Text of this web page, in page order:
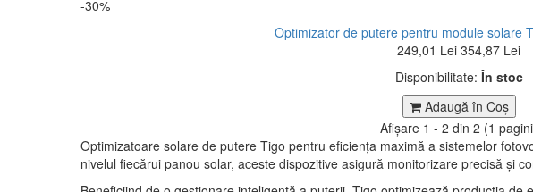
-30%
Optimizator de putere pentru module solare
249,01 Lei 354,87 Lei
Disponibilitate:În stoc
Adaugă în Coş
Afişare 1 - 2 din 2 (1
Optimizatoare solare de putere Tigo pentru eficiența maximă a sistemelor
nivelul fiecărui panou solar, aceste dispozitive asigură monitorizare precisă și